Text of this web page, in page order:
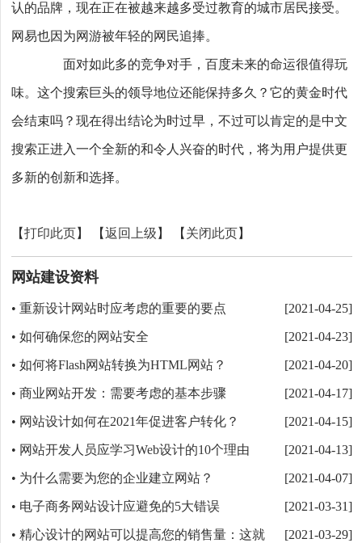
认的品牌，现在正在被越来越多受过教育的城市居民接受。
网易也因为网游被年轻的网民追捧。
面对如此多的竞争对手，百度未来的命运很值得玩
味。这个搜索巨头的领导地位还能保持多久？它的黄金时代
会结束吗？现在得出结论为时过早，不过可以肯定的是中文
搜索正进入一个全新的和令人兴奋的时代，将为用户提供更
多新的创新和选择。
【打印此页 】 【返回上级 】 【 关闭此页 】
网站建设资料
[2021-04-25]
•重新设计网站时应考虑的重要的要点
[2021-04-23]
•如何确保您的网站安全
[2021-04-20]
•如何将Flash网站转换为HTML网站？
[2021-04-17]
• 商业网站开发：需要考虑的基本步骤
[2021-04-15]
• 网站设计如何在2021年促进客户转化？
[2021-04-13]
• 网站开发人员应学习Web设计的10个理由
[2021-04-07]
• 为什么需要为您的企业建立网站？
[2021-03-31]
• 电子商务网站设计应避免的5大错误
[2021-03-29]
•精心设计的网站可以提高您的销售量：这就